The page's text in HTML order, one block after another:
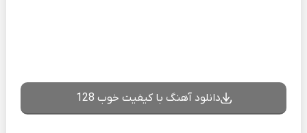
دانلود آهنگ با کیفیت خوب 128